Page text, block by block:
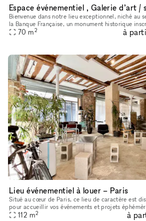
Bienvenue dans notre lieu exceptionnel, niché au
la Banque Française, un monument historique
espace polyvalent offre une variété d'options pour
70 m2 à
Lieu événementiel à louer – Paris
Situé au cœur de Paris, ce lieu de caractère est
pour accueillir vos événements et projets éphémères. Grâce à ses
vitrines d’angle, sa belle luminosité, ses poutres
112 m2 à